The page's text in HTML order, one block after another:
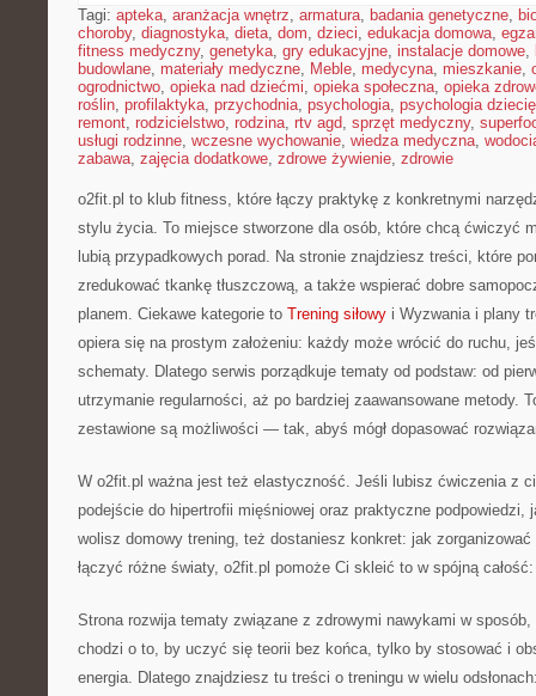
Tagi: apteka, aranżacja wnętrz, armatura, badania genetyczne,
choroby, diagnostyka, dieta, dom, dzieci, edukacja domowa,
fitness medyczny, genetyka, gry edukacyjne, instalacje domowe,
budowlane, materiały medyczne, Meble, medycyna, mieszkanie,
ogrodnictwo, opieka nad dziećmi, opieka społeczna, opieka
roślin, profilaktyka, przychodnia, psychologia, psychologia
remont, rodzicielstwo, rodzina, rtv agd, sprzęt medyczny,
usługi rodzinne, wczesne wychowanie, wiedza medyczna,
zabawa, zajęcia dodatkowe, zdrowe żywienie, zdrowie
o2fit.pl to klub fitness, które łączy praktykę z konkretnymi
stylu życia. To miejsce stworzone dla osób, które chcą ćwiczyć
lubią przypadkowych porad. Na stronie znajdziesz treści, które
zredukować tkankę tłuszczową, a także wspierać dobre
planem. Ciekawe kategorie to Trening siłowy i Wyzwania i plany
opiera się na prostym założeniu: każdy może wrócić do ruchu,
schematy. Dlatego serwis porządkuje tematy od podstaw: od
utrzymanie regularności, aż po bardziej zaawansowane metody.
zestawione są możliwości — tak, abyś mógł dopasować
W o2fit.pl ważna jest też elastyczność. Jeśli lubisz ćwiczenia z
podejście do hipertrofii mięśniowej oraz praktyczne podpowiedzi,
wolisz domowy trening, też dostaniesz konkret: jak
łączyć różne światy, o2fit.pl pomoże Ci skleić to w spójną
Strona rozwija tematy związane z zdrowymi nawykami w sposób,
chodzi o to, by uczyć się teorii bez końca, tylko by stosować i
energia. Dlatego znajdziesz tu treści o treningu w wielu